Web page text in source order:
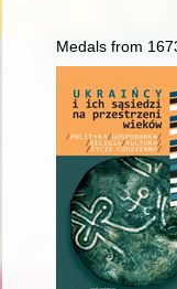
Medals from